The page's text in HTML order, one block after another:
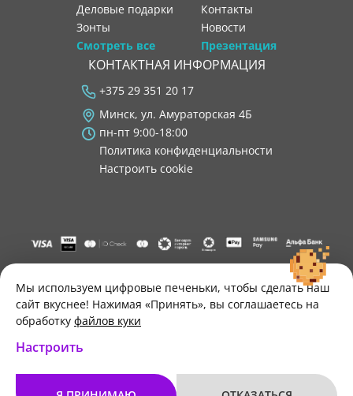
Деловые подарки
Зонты
Смотреть все
контакты
новости
Презентация
КОНТАКТНАЯ ИНФОРМАЦИЯ
+375 29 351 20 17
Минск, ул. Амураторская 4Б
пн-пт 9:00-18:00
Политика конфиденциальности
Настроить cookie
"ООО "Лигатура", УНП 193602931, Республика Беларусь, 220004,
г. Минск, ул. Амураторская, 4Б, цокольный этаж, помещение 3.
Р/с BY34 ALFA 3012 2B24 8200 1027 0000"
Свидетельство о государственной регистрации №193602931
выдано Минским горисполкомом 30.11.2021 г.
Мы используем цифровые печеньки, чтобы сделать наш
сайт вкуснее! Нажимая «Принять», вы соглашаетесь на
обработку файлов куки
Настроить